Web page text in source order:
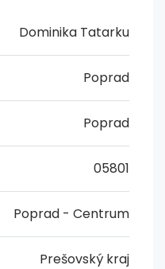
Dominika Tatarku
Poprad
Poprad
05801
Poprad - Centrum
Prešovský kraj